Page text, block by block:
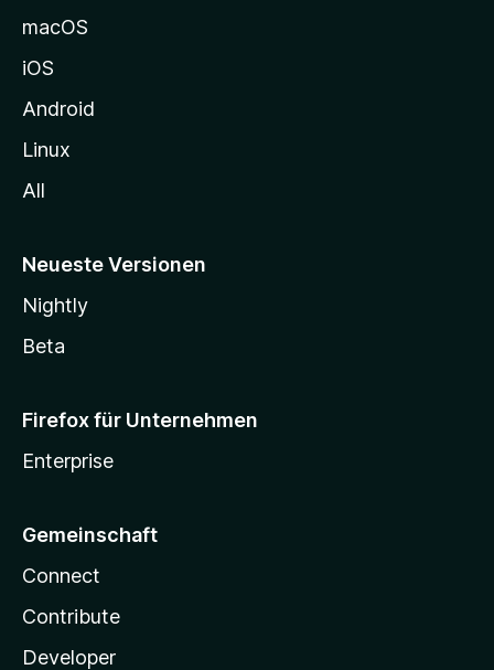
e
n
macOS
iOS
Android
Linux
All
Neueste Versionen
Nightly
Beta
Firefox für Unternehmen
Enterprise
Gemeinschaft
Connect
Contribute
Developer